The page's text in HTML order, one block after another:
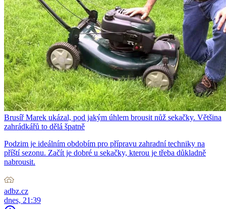
Brusíř Marek ukázal, pod jakým úhlem brousit nůž sekačky. Většina
zahrádkářů to dělá špatně
Podzim je ideálním obdobím pro přípravu zahradní techniky na
příští sezonu. Začít je dobré u sekačky, kterou je třeba důkladně
nabrousit.
adbz.cz
dnes, 21:39